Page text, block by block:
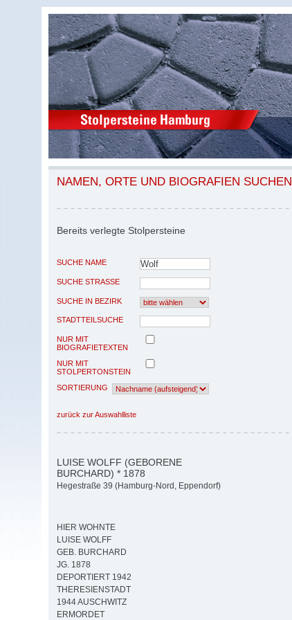
NAMEN, ORTE UND BIOGRAFIEN SUCHEN
Bereits verlegte Stolpersteine
SUCHE NAME
SUCHE STRASSE
SUCHE IN BEZIRK
STADTTEILSUCHE
NUR MIT
BIOGRAFIETEXTEN
NUR MIT
STOLPERTONSTEIN
SORTIERUNG
zurück zur Auswahlliste
LUISE WOLFF (GEBORENE
BURCHARD) * 1878
Hegestraße 39 (Hamburg-Nord, Eppendorf)
HIER WOHNTE
LUISE WOLFF
GEB. BURCHARD
JG. 1878
DEPORTIERT 1942
THERESIENSTADT
1944 AUSCHWITZ
ERMORDET